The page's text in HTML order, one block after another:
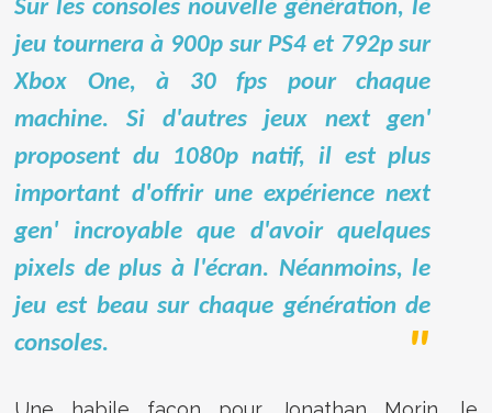
Sur les consoles nouvelle génération, le
jeu tournera à 900p sur PS4 et 792p sur
Xbox One, à 30 fps pour chaque
machine. Si d'autres jeux next gen'
proposent du 1080p natif, il est plus
important d'offrir une expérience next
gen' incroyable que d'avoir quelques
pixels de plus à l'écran. Néanmoins, le
jeu est beau sur chaque génération de
consoles.